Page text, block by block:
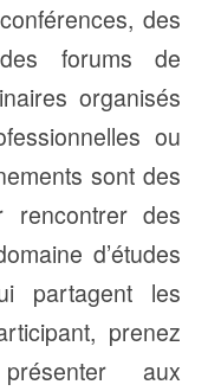
des
forums de
organisés
ou
sont des
rencontrer des
d’études
partagent les
prenez
aux